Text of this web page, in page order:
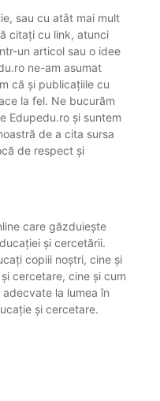
sau cu atât mai mult
citați cu link, atunci
un articol sau o idee
ne-am asumat
că și publicațiile cu
la fel. Ne bucurăm
Edupedu.ro și suntem
de a cita sursa
de respect și
care găzduiește
și cercetării.
copiii noștri, cine și
cercetare, cine și cum
la lumea în
și cercetare.